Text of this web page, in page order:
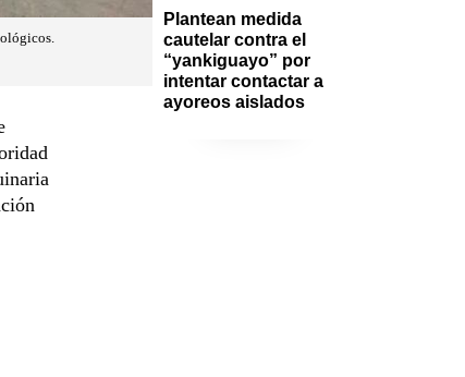
Plantean medida
cautelar contra el
“yankiguayo” por
intentar contactar a
ayoreos aislados